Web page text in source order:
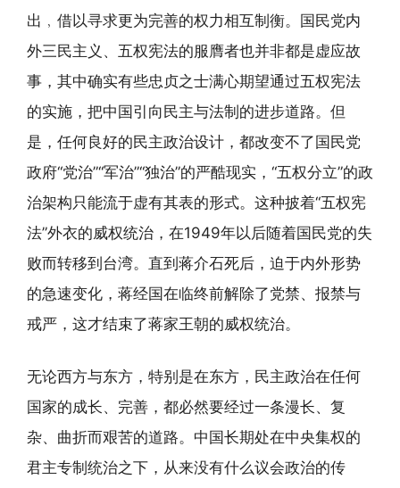
出﹐借以寻求更为完善的权力相互制衡。国民党内
外三民主义、五权宪法的服膺者也并非都是虚应故
事，其中确实有些忠贞之士满心期望通过五权宪法
的实施，把中国引向民主与法制的进步道路。但
是，任何良好的民主政治设计，都改变不了国民党
政府“党治”“军治”“独治”的严酷现实，“五权分立”的政
治架构只能流于虚有其表的形式。这种披着“五权宪
法”外衣的威权统治，在1949年以后随着国民党的失
败而转移到台湾。直到蒋介石死后，迫于内外形势
的急速变化，蒋经国在临终前解除了党禁、报禁与
戒严，这才结束了蒋家王朝的威权统治。
无论西方与东方，特别是在东方，民主政治在任何
国家的成长、完善，都必然要经过一条漫长、复
杂、曲折而艰苦的道路。中国长期处在中央集权的
君主专制统治之下，从来没有什么议会政治的传